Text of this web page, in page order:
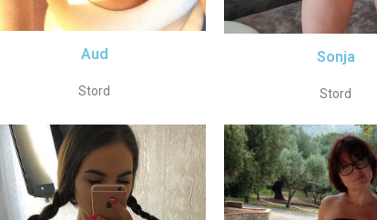
Aud
Stord
Sonja
Stord